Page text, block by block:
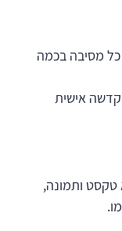
כל מסיבה בכמה
אישית
ותמונה,